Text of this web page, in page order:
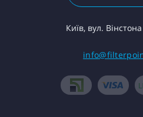
Київ, вул.